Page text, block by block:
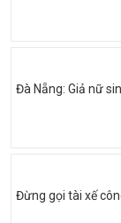
Đà Nẵng: Giả nữ
Đừng gọi tài xế